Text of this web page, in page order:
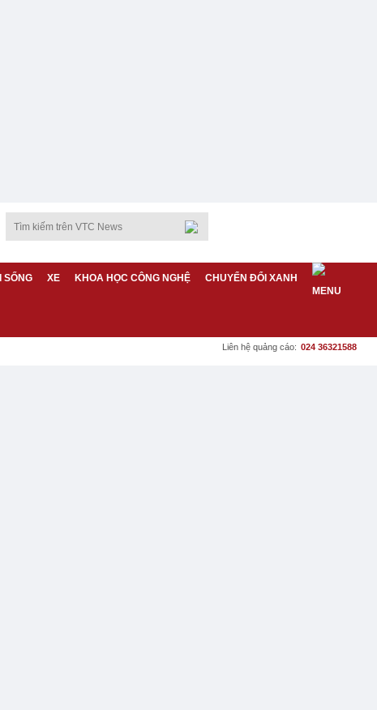
SỐNG XE KHOA HỌC CÔNG NGHỆ CHUYỂN ĐỔI XANH
Liên hệ quảng cáo: 024 36321588